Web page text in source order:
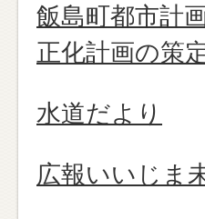
飯島町都市計
正化計画の策
水道だより
広報いいじま